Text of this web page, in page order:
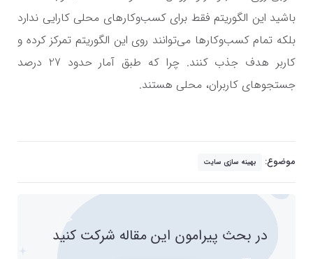
باشید این الگوریتم فقط برای کسب‌وکارهای محلی کارایی ندارد
بلکه تمام کسب‌وکارها می‌توانند روی این الگوریتم تمرکز کرده و
کاربر هدف جذب کنند. چرا که طبق آمار حدود 27 درصد
جستجوهای کاربران، محلی هستند.
موضوع: بهینه سازی سایت
در بحث پیرامون این مقاله شرکت کنید